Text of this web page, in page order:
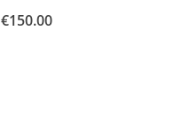
€150.00